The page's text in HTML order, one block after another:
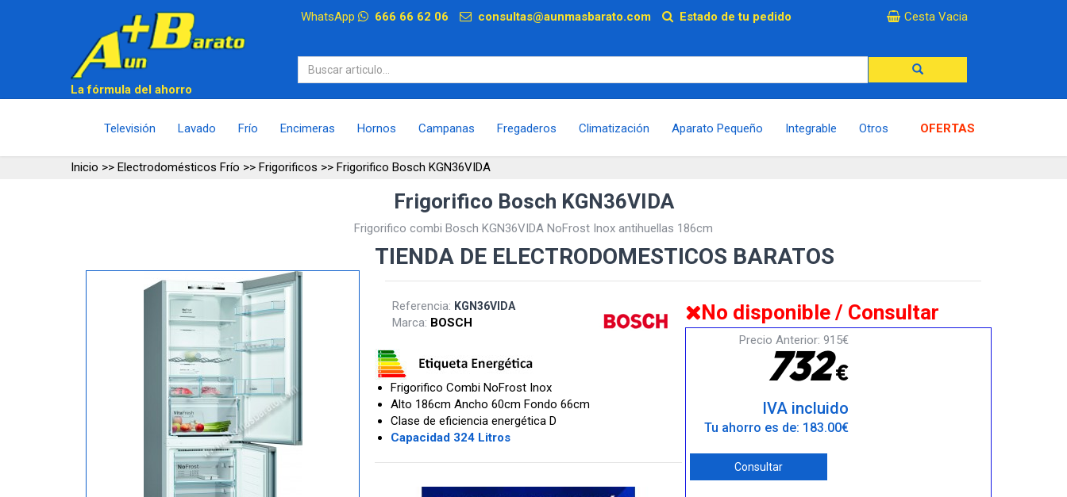
WhatsApp 666 66 62 06 consultas@aunmasbarato.com Estado de tu pedido Cesta Vacia
La fórmula del ahorro
Televisión Lavado Frío Encimeras Hornos Campanas Fregaderos Climatización Aparato Pequeño Integrable Otros OFERTAS
Inicio >> Electrodomésticos Frío >> Frigorificos >> Frigorifico Bosch KGN36VIDA
Frigorifico Bosch KGN36VIDA
Frigorifico combi Bosch KGN36VIDA NoFrost Inox antihuellas 186cm
TIENDA DE ELECTRODOMESTICOS BARATOS
Referencia: KGN36VIDA
Marca: BOSCH
Frigorifico Combi NoFrost Inox
Alto 186cm Ancho 60cm Fondo 66cm
Clase de eficiencia energética D
Capacidad 324 Litros
No disponible / Consultar
Precio Anterior: 915€
732€
IVA incluido
Tu ahorro es de: 183.00€
Consultar